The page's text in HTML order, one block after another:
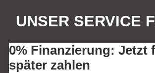
UNSER SERVICE
0% Finanzierung: Jetzt
später zahlen